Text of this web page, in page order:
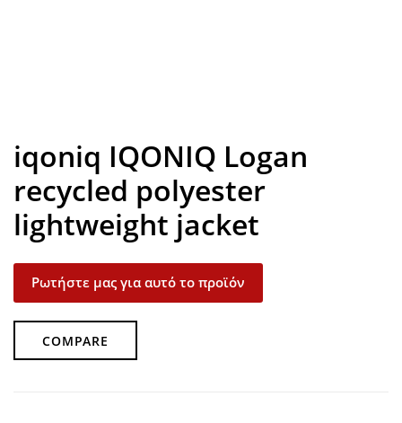
iqoniq IQONIQ Logan
recycled polyester
lightweight jacket
Ρωτήστε μας για αυτό το προϊόν
COMPARE